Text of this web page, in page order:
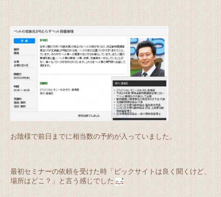
お陰様で前日までに相当数の予約が入っていました。
最初セミナーの依頼を受けた時「ビックサイトは良く聞くけど、
場所はどこ？」と言う感じでした